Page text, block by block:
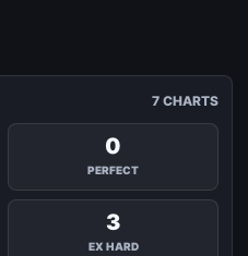
7 CHARTS
0
PERFECT
3
EX HARD